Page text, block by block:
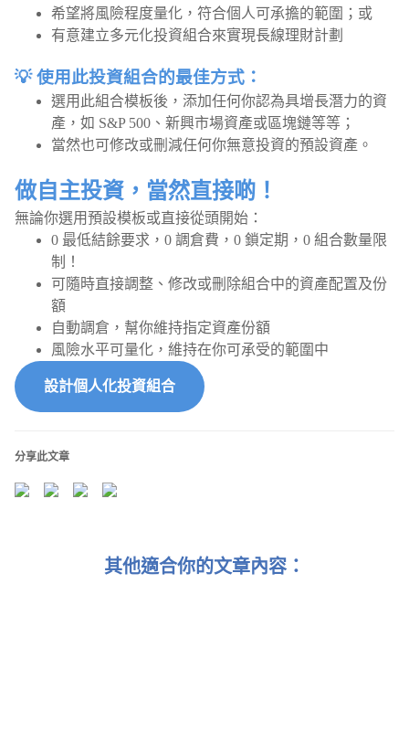
希望將風險程度量化，符合個人可承擔的範圍；或
有意建立多元化投資組合來實現長線理財計劃
💡 使用此投資組合的最佳方式：
選用此組合模板後，添加任何你認為具增長潛力的資
產，如 S&P 500、新興市場資產或區塊鏈等等；
當然也可修改或刪減任何你無意投資的預設資產。
做自主投資，當然直接啲！
無論你選用預設模板或直接從頭開始：
0 最低結餘要求，0 調倉費，0 鎖定期，0 組合數量限
制！
可隨時直接調整、修改或刪除組合中的資產配置及份
額
自動調倉，幫你維持指定資產份額
風險水平可量化，維持在你可承受的範圍中
設計個人化投資組合
分享此文章
其他適合你的文章內容：